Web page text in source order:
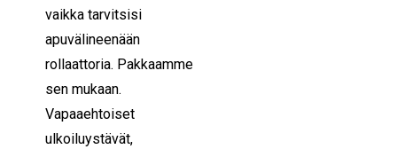
vaikka tarvitsisi
apuvälineenään
rollaattoria. Pakkaamme
sen mukaan.
Vapaaehtoiset
ulkoiluystävät,